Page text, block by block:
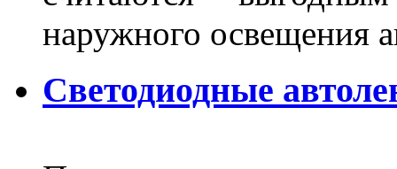
наружного освещения
Светодиодные